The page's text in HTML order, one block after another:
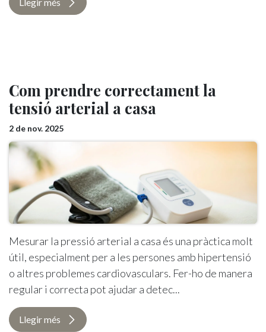
Com prendre correctament la
tensió arterial a casa
2 de nov. 2025
Mesurar la pressió arterial a casa és una pràctica molt
útil, especialment per a les persones amb hipertensió
o altres problemes cardiovasculars. Fer-ho de manera
regular i correcta pot ajudar a detec...
Llegir més